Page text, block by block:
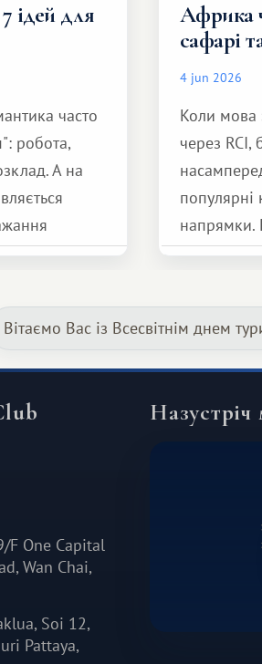
ідей для
часто
робота,
А на
щось
Африка
сафарі
4 jun 2026
Коли мова
через RCI,
популярні
напрямки.
обмінної
який
інший
Вітаємо Вас із Всесвітнім днем
F One Capital
Wan Chai,
Soi 12,
Pattaya,
Назустріч